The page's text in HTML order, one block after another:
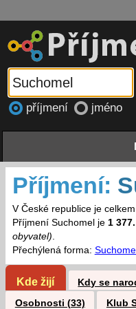
příjmení jméno
Příjmení:
V České republice je celkem
Příjmení Suchomel je 1 377.
obyvatel).
Přechýlená forma:
Kde žijí Kdy se
Osobnosti (33)
Klub